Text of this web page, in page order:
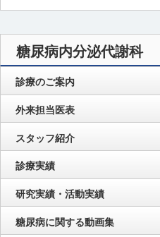
糖尿病内分泌代謝科
診療のご案内
外来担当医表
スタッフ紹介
診療実績
研究実績・活動実績
糖尿病に関する動画集